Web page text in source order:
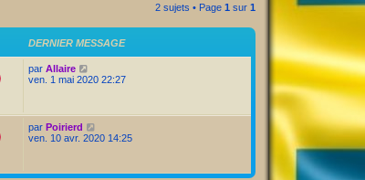
2 sujets • Page 1 sur 1
DERNIER MESSAGE
par Allaire
ven. 1 mai 2020 22:27
par Poirierd
ven. 10 avr. 2020 14:25